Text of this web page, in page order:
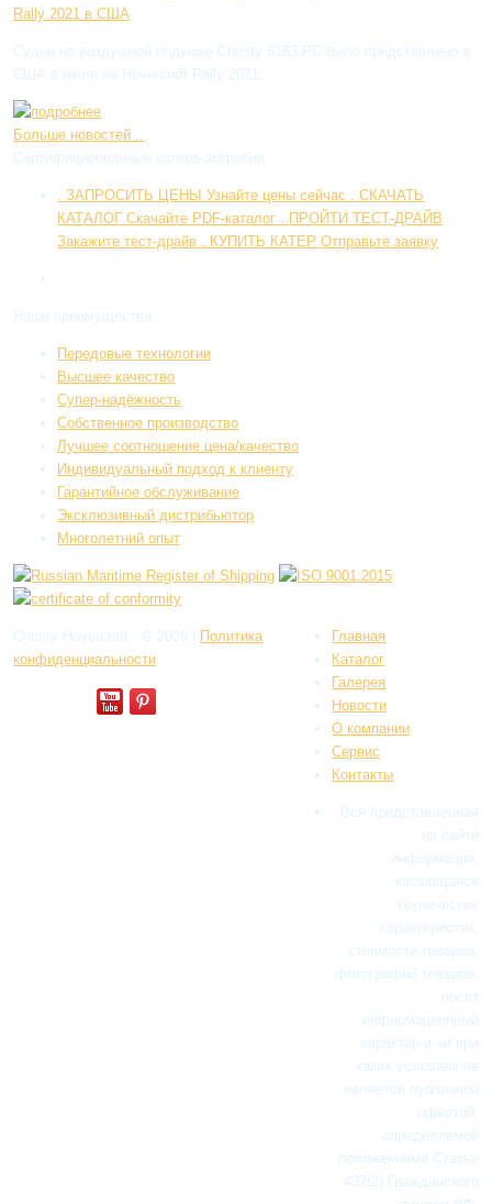
Судно на воздушной подушке Christy 6183 PC было представлено в
США в июле на Hovercraft Rally 2021.
Больше новостей ..
Сертифицированные катера-амфибии
ЗАПРОСИТЬ ЦЕНЫ Узнайте цены сейчас
СКАЧАТЬ
КАТАЛOГ Скачайте PDF-каталог
ПРОЙТИ ТЕСТ-ДРАЙВ
Закажите тест-драйв
КУПИТЬ КАТЕР Отправьте заявку
Наши преимущества:
Передовые технологии
Высшее качество
Супер-надёжность
Собственное производство
Лучшее соотношение цена/качество
Индивидуальный подход к клиенту
Гарантийное обслуживание
Эксклюзивный дистрибьютор
Многолетний опыт
Christy Hovercraft © 2026
Политикa
конфиденциальности
Главная
Каталог
Галерея
Новости
О компании
Сервис
Контакты
Вся представленная
на сайте
информация,
касающаяся
технических
характеристик,
стоимости товаров,
фотографий товаров,
носит
информационный
характер и ни при
каких условиях не
является публичной
офертой,
определяемой
положениями Статьи
437(2) Гражданского